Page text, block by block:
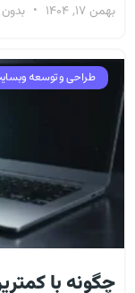
بهمن 17, 1404
طراحی و توسعه
چگونه با